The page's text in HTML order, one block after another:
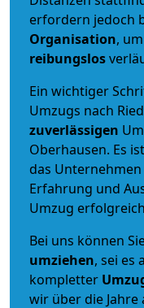
erfordern jedoch
Organisation,
reibungslos
Ein wichtiger
Umzugs nach
zuverlässigen
Oberhausen. Es
das
Erfahrung und
Umzug
Bei uns können
umziehen, sei es
kompletter
wir über die